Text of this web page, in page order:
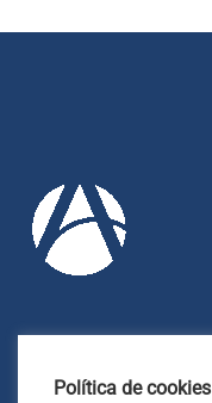
85 9213-7151
Política de cookies